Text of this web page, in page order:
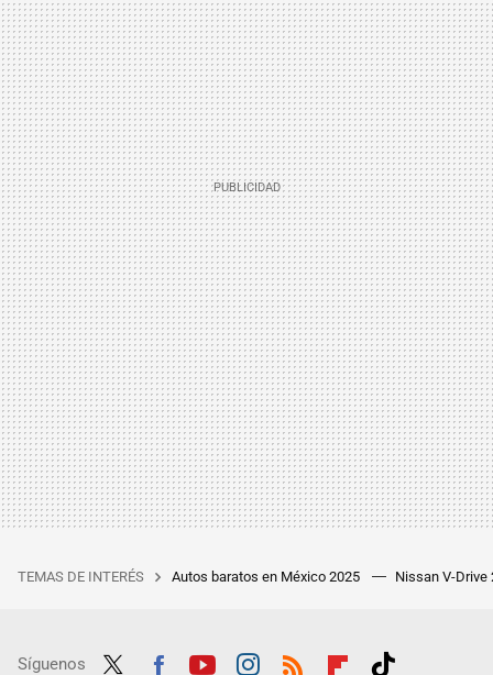
TEMAS DE INTERÉS Autos baratos en México 2025 Nissan V-Drive
Síguenos